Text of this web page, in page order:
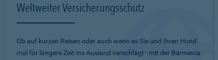
Weltweiter Versicherungsschutz
Ob auf kurzen Reisen oder auch wenn es Sie und Ihren Hund
mal für längere Zeit ins Ausland verschlägt - mit der Barmenia